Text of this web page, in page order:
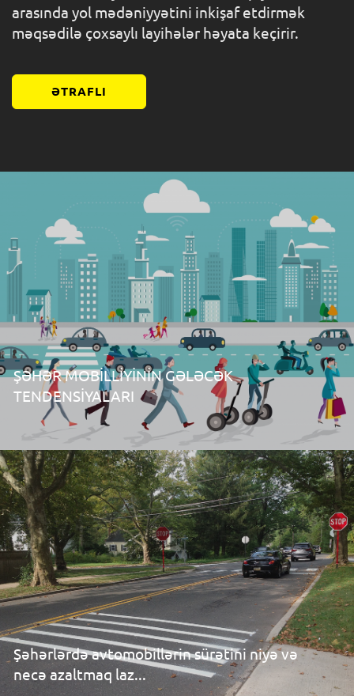
arasında yol mədəniyyətini inkişaf etdirmək
məqsədilə çoxsaylı layihələr həyata keçirir.
ƏTRAFLI
ŞƏHƏR MOBİLLİYİNİN GƏLƏCƏK
TENDENSİYALARI
Şəhərlərdə avtomobillərin sürətini niyə və
necə azaltmaq laz...